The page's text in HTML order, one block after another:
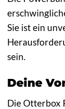
Sie ist ein
sein.
Deine
Die Otterbox